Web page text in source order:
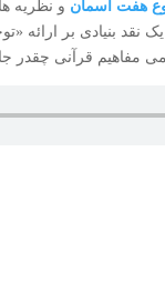
هفت آسمان و نظریه
بنیادی بر ارائه
مفاهیم قرآنی چقدر